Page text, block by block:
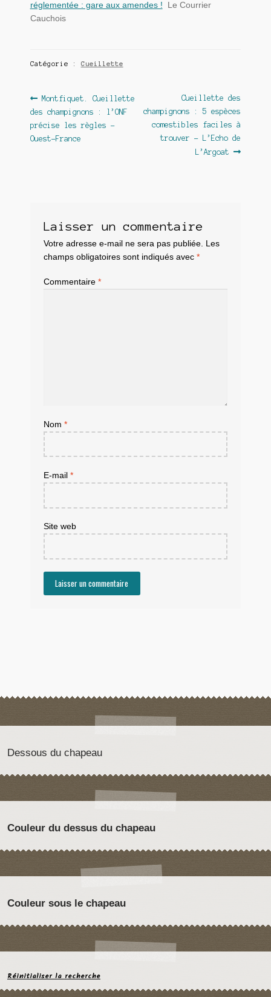
réglementée : gare aux amendes !
Le Courrier
Cauchois
Catégorie : Cueillette
Navigation
de
l’article
Article
précédent :
Montfiquet. Cueillette
des champignons : l’ONF
précise les règles –
Ouest-France
Article
suivant :
Cueillette des
champignons : 5 espèces
comestibles faciles à
trouver – L’Echo de
L’Argoat
Laisser un commentaire
Votre adresse e-mail ne sera pas publiée.
Les
champs obligatoires sont indiqués avec *
Commentaire *
Nom *
E-mail *
Site web
Dessous du chapeau
Couleur du dessus du chapeau
Couleur sous le chapeau
Réinitialiser la recherche